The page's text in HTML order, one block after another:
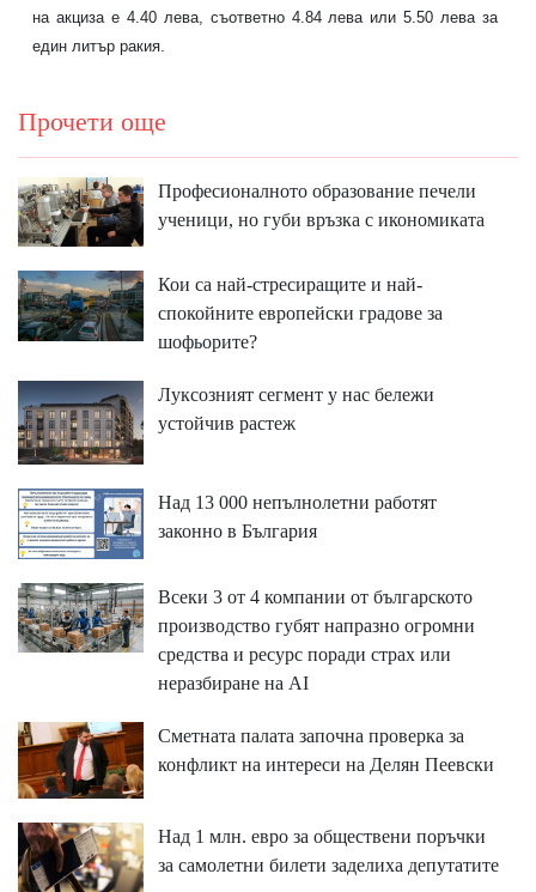
на акциза е 4.40 лева, съответно 4.84 лева или 5.50 лева за
един литър ракия.
Прочети още
Професионалното образование печели
ученици, но губи връзка с икономиката
Кои са най-стресиращите и най-
спокойните европейски градове за
шофьорите?
Луксозният сегмент у нас бележи
устойчив растеж
Над 13 000 непълнолетни работят
законно в България
Всеки 3 от 4 компании от българското
производство губят напразно огромни
средства и ресурс поради страх или
неразбиране на AI
Сметната палата започна проверка за
конфликт на интереси на Делян Пеевски
Над 1 млн. евро за обществени поръчки
за самолетни билети заделиха депутатите